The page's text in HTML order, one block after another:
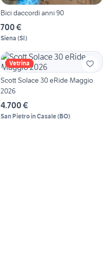
Bici daccordi anni 90
700 €
Siena (SI)
Vetrina
Scott Solace 30 eRide Maggio
2026
4.700 €
San Pietro in Casale(BO)